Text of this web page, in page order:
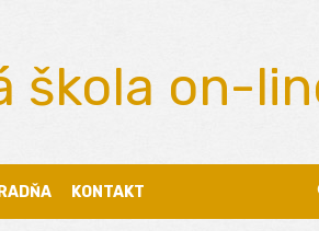
škola on-
KONTAKT